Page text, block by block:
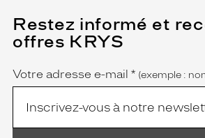
Restez informé et
offres KRYS
Name
Votre adresse e-mail *
(Ce
champ
est
(exemple :